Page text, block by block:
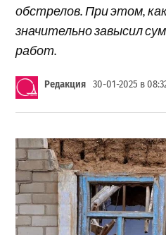
обстрелов. При этом,
значительно завысил
работ.
Редакция 30-01-2025 в